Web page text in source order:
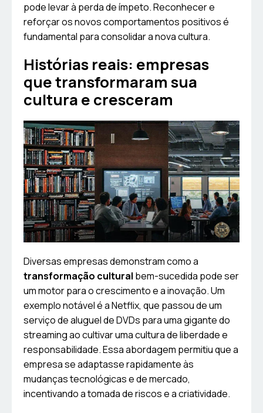
pode levar à perda de ímpeto. Reconhecer e
reforçar os novos comportamentos positivos é
fundamental para consolidar a nova cultura.
Histórias reais: empresas
que transformaram sua
cultura e cresceram
Diversas empresas demonstram como a
transformação cultural bem-sucedida pode ser
um motor para o crescimento e a inovação. Um
exemplo notável é a Netflix, que passou de um
serviço de aluguel de DVDs para uma gigante do
streaming ao cultivar uma cultura de liberdade e
responsabilidade. Essa abordagem permitiu que a
empresa se adaptasse rapidamente às
mudanças tecnológicas e de mercado,
incentivando a tomada de riscos e a criatividade.